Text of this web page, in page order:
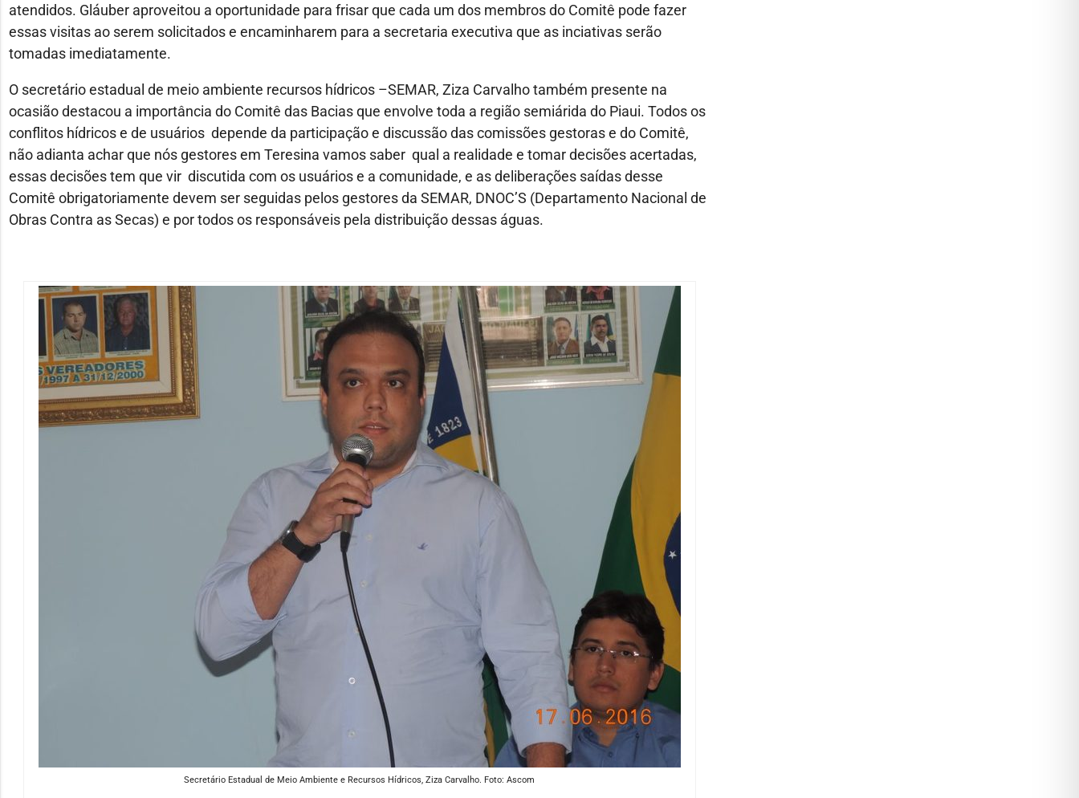
atendidos. Gláuber aproveitou a oportunidade para frisar que cada um dos membros do Comitê pode fazer
essas visitas ao serem solicitados e encaminharem para a secretaria executiva que as inciativas serão
tomadas imediatamente.
O secretário estadual de meio ambiente recursos hídricos –SEMAR, Ziza Carvalho também presente na
ocasião destacou a importância do Comitê das Bacias que envolve toda a região semiárida do Piaui. Todos os
conflitos hídricos e de usuários depende da participação e discussão das comissões gestoras e do Comitê,
não adianta achar que nós gestores em Teresina vamos saber qual a realidade e tomar decisões acertadas,
essas decisões tem que vir discutida com os usuários e a comunidade, e as deliberações saídas desse
Comitê obrigatoriamente devem ser seguidas pelos gestores da SEMAR, DNOC’S (Departamento Nacional de
Obras Contra as Secas) e por todos os responsáveis pela distribuição dessas águas.
Secretário Estadual de Meio Ambiente e Recursos Hídricos, Ziza Carvalho. Foto: Ascom